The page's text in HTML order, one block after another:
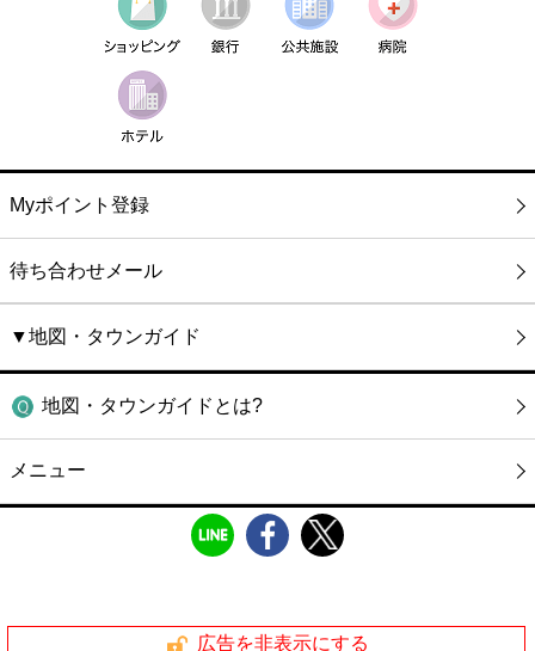
Myポイント登録
待ち合わせメール
▼地図・タウンガイド
地図・タウンガイドとは?
メニュー
広告を非表示にする